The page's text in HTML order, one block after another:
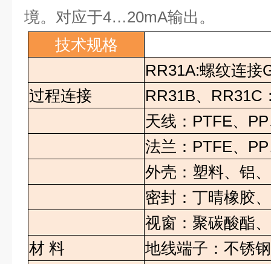
境。对应于4…20mA输出。
技术规格
RR31A:螺纹连接
过程连接
RR31B、 RR31C
天线： PTFE、 PP
法兰： PTFE、 PP
外壳：塑料、铝
密封：丁晴橡胶
视窗：聚碳酸酯
材 料
地线端子：不锈钢